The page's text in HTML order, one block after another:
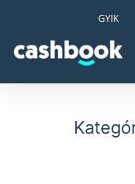
GYIK